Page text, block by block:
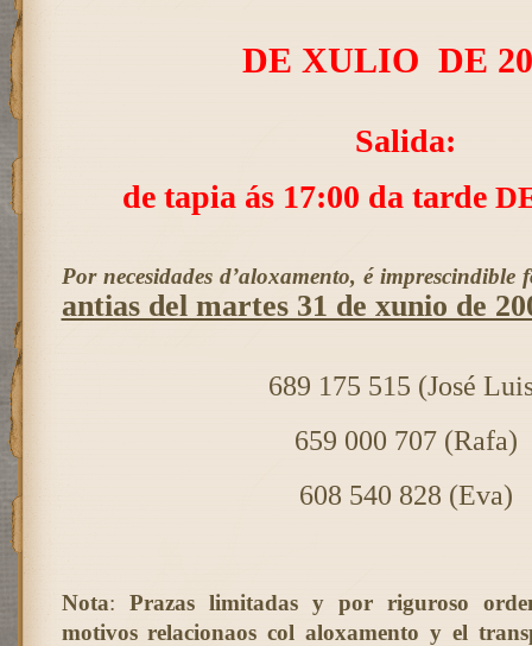
DE XULIO DE
Salida:
de tapia ás 17:00 da tarde
Por necesidades d’aloxamento, é
antias del martes 31 de xunio de
689 175 515 (José
659 000 707 (Rafa)
608 540 828 (Eva)
Nota: Prazas limitadas y por riguroso
motivos relacionaos col aloxamento y el